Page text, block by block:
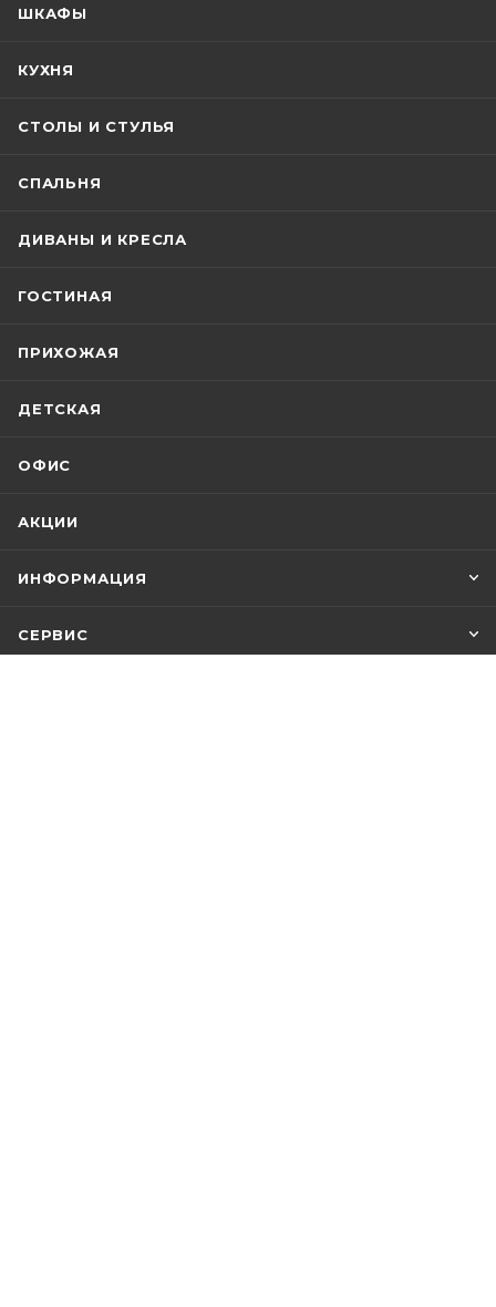
ШКАФЫ
КУХНЯ
СТОЛЫ И СТУЛЬЯ
СПАЛЬНЯ
ДИВАНЫ И КРЕСЛА
ГОСТИНАЯ
ПРИХОЖАЯ
ДЕТСКАЯ
ОФИС
АКЦИИ
ИНФОРМАЦИЯ
СЕРВИС